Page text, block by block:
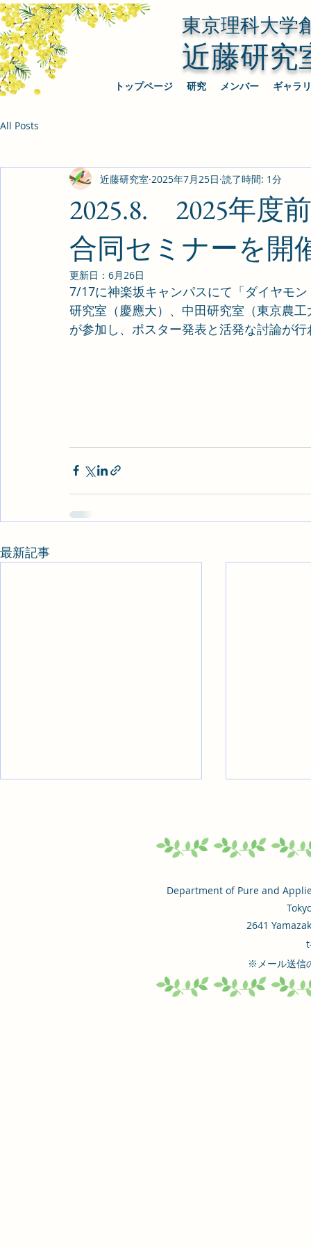
東京理科大学
近藤研究
トップページ 研究 メンバー ギャラ
All Posts
2025.8. 2025年度
合同セミナーを開
近藤研究室 2025年7月25日 読了時間: 1分
更新日： 6月26日
7/17に神楽坂キャンパスにて「ダイヤモ
研究室（慶應大）、中田研究室（東京農
が参加し、ポスター発表と活発な討論が
最新記事
創域理工学部における創域の事例
れました。 創域ジャーナル該当
ました
東京理科大
び」にて、
ギー・環境
授のインタ
ています。
登場してい
報：こちら
242号（
Department of Pure and
2641
​※メール送信